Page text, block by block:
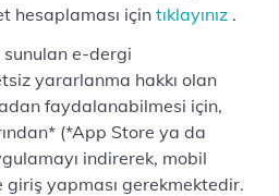
hesaplaması için tıklayınız .
e-dergi
yararlanma hakkı olan
faydalanabilmesi için,
(*App Store ya da
indirerek, mobil
giriş yapması gerekmektedir.